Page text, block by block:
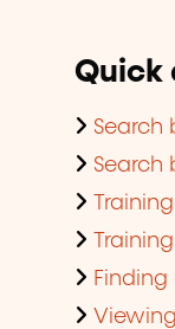
Quick
Search
Search